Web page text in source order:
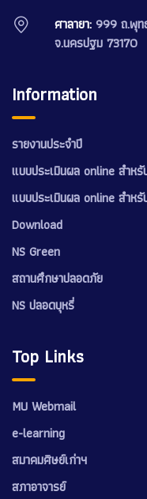
ศาลายา: 999 ถ.พุ
จ.นครปฐม 73170
Information
รายงานประจำปี
แบบประเมินผล online สำห
แบบประเมินผล online สำหรั
Download
NS Green
สถานศึกษาปลอดภัย
NS ปลอดบุหรี่
Top Links
MU Webmail
e-learning
สมาคมศิษย์เก่าฯ
สภาอาจารย์